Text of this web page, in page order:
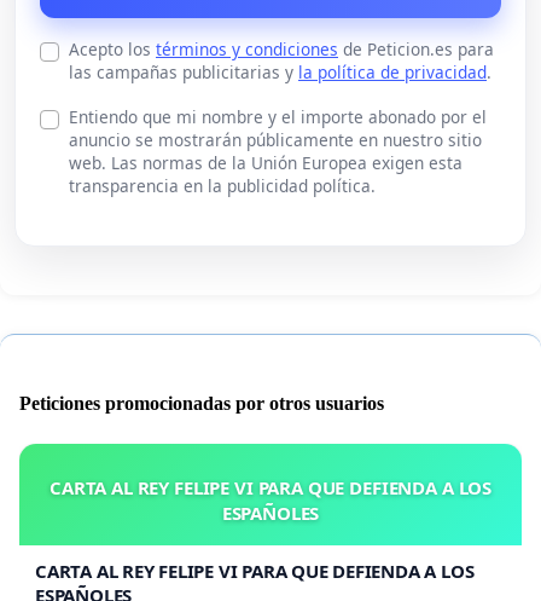
Acepto los términos y condiciones de Peticion.es para
las campañas publicitarias y la política de privacidad.
Entiendo que mi nombre y el importe abonado por el
anuncio se mostrarán públicamente en nuestro sitio
web. Las normas de la Unión Europea exigen esta
transparencia en la publicidad política.
Peticiones promocionadas por otros usuarios
CARTA AL REY FELIPE VI PARA QUE DEFIENDA A LOS
ESPAÑOLES
CARTA AL REY FELIPE VI PARA QUE DEFIENDA A LOS
ESPAÑOLES